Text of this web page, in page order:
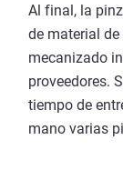
Al final, la
de material
mecanizado
proveedores.
tiempo de
mano varias